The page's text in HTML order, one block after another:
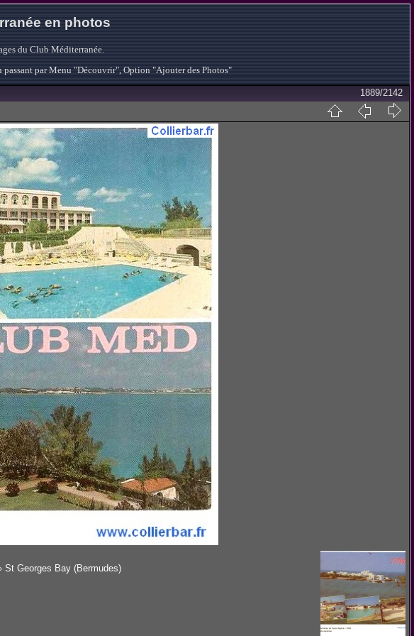
en photos
du Club Méditerranée.
par Menu "Découvrir", Option "Ajouter des Photos"
1889/2142
St Georges Bay (Bermudes)